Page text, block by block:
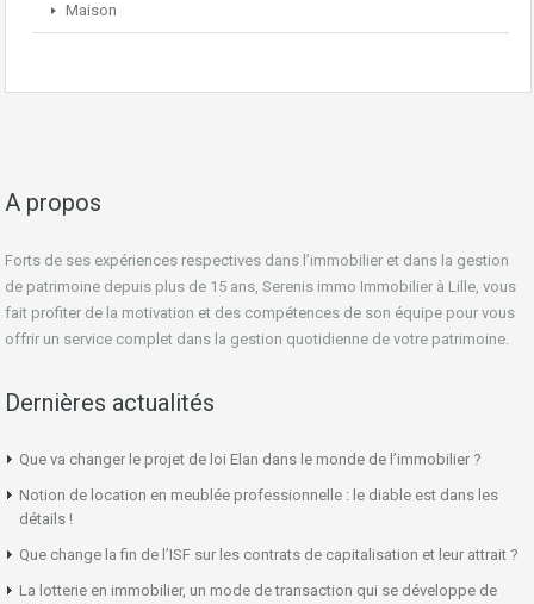
Maison
A propos
Forts de ses expériences respectives dans l’immobilier et dans la gestion
de patrimoine depuis plus de 15 ans, Serenis immo Immobilier à Lille, vous
fait profiter de la motivation et des compétences de son équipe pour vous
offrir un service complet dans la gestion quotidienne de votre patrimoine.
Dernières actualités
Que va changer le projet de loi Elan dans le monde de l’immobilier ?
Notion de location en meublée professionnelle : le diable est dans les
détails !
Que change la fin de l’ISF sur les contrats de capitalisation et leur attrait ?
La lotterie en immobilier, un mode de transaction qui se développe de